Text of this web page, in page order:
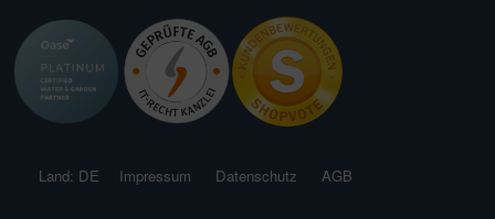
Land: DE Impressum Datenschutz AGB